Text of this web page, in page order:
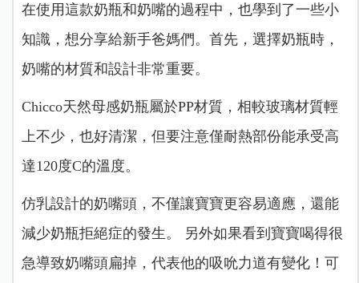
在使用這款奶瓶和奶嘴的過程中，也學到了一些小
知識，想分享給新手爸媽們。首先，選擇奶瓶時，
奶嘴的材質和設計非常重要。
Chicco天然母感奶瓶屬於PP材質，相較玻璃材質輕
上不少，也好清潔，但要注意僅耐熱部份能承受高
達120度C的溫度。
仿乳設計的奶嘴頭，不僅讓寶寶更容易適應，還能
減少奶瓶拒絕症的發生。 另外如果看到寶寶喝得很
急導致奶嘴頭扁掉，代表他的吸吮力道有變化！可